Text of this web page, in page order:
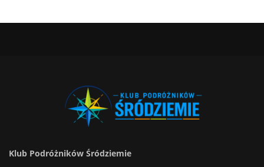
Klub Podróżników Śródziemie